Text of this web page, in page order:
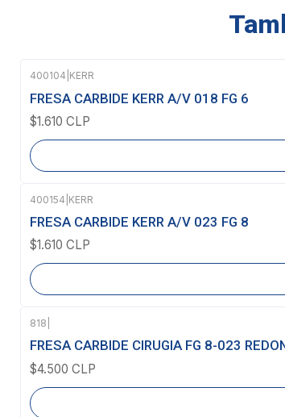
Agotado
400104 KERR
FRESA CARBIDE KERR A/V 018 FG 6
$1.610 CLP
Agotado
400154 KERR
FRESA CARBIDE KERR A/V 023 FG 8
$1.610 CLP
Agotado
818
FRESA CARBIDE CIRUGIA FG 8-023
$4.500 CLP